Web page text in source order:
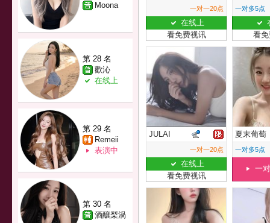
Moona
第 28 名
歡沁
在线上
第 29 名
Remeii
表演中
第 30 名
酒釀梨渦
一对一20点
在线上
看免费视讯
一对多5点
看
JULAI
一对一20点
在线上
看免费视讯
夏末葡萄
一对多5点
一